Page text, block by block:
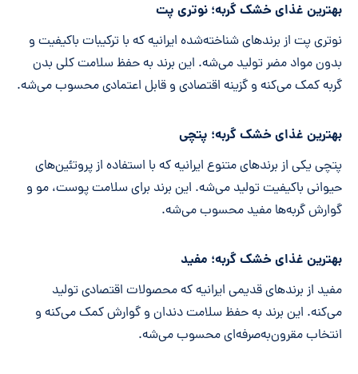
بهترین غذای خشک گربه؛ نوتری پت
نوتری پت از برندهای شناخته‌شده ایرانیه که با ترکیبات باکیفیت و
بدون مواد مضر تولید می‌شه. این برند به حفظ سلامت کلی بدن
گربه کمک می‌کنه و گزینه اقتصادی و قابل اعتمادی محسوب می‌شه.
بهترین غذای خشک گربه؛ پتچی
پتچی یکی از برندهای متنوع ایرانیه که با استفاده از پروتئین‌های
حیوانی باکیفیت تولید می‌شه. این برند برای سلامت پوست، مو و
گوارش گربه‌ها مفید محسوب می‌شه.
بهترین غذای خشک گربه؛ مفید
مفید از برندهای قدیمی ایرانیه که محصولات اقتصادی تولید
می‌کنه. این برند به حفظ سلامت دندان و گوارش کمک می‌کنه و
انتخاب مقرون‌به‌صرفه‌ای محسوب می‌شه.